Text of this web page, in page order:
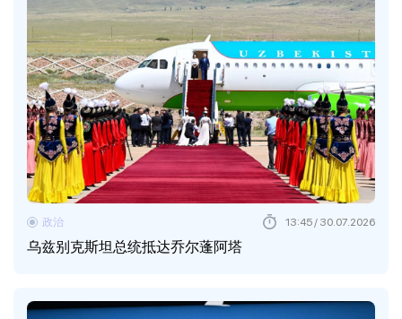
乌兹别克斯坦总统抵达乔尔蓬阿塔
政治 13:45 / 30.07.2026